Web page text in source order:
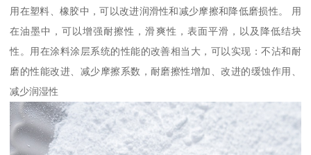
用在塑料、橡胶中，可以改进润滑性和减少摩擦和降低磨损性。 用
在油墨中，可以增强耐擦性，滑爽性，表面平滑，以及降低结块
性。用在涂料涂层系统的性能的改善相当大，可以实现：不沾和耐
磨的性能改进、减少摩擦系数，耐磨擦性增加、改进的缓蚀作用、
减少润湿性